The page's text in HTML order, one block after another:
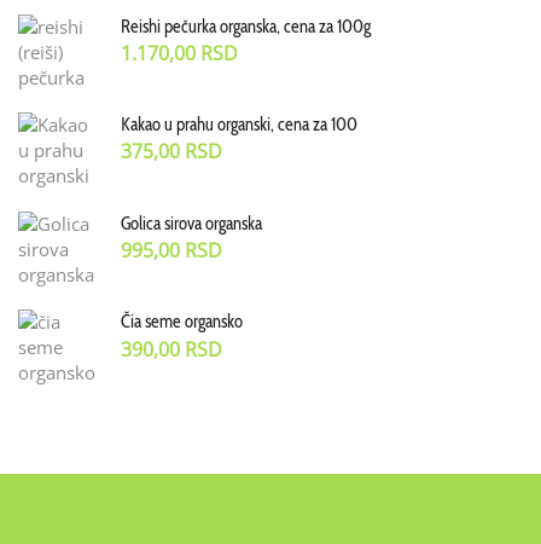
Reishi pečurka organska, cena za 100g
1.170,00 RSD
Kakao u prahu organski, cena za 100
375,00 RSD
Golica sirova organska
995,00 RSD
Čia seme organsko
390,00 RSD